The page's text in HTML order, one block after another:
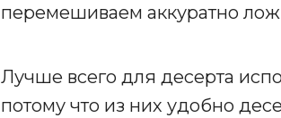
перемешиваем аккуратно
Лучше всего для десерта
потому что из них удобно